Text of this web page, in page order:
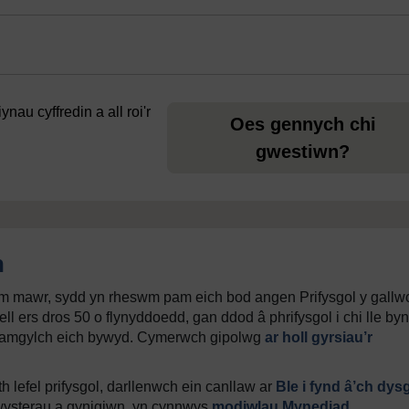
cyffredin a all roi'r
Oes gennych chi
gwestiwn?
mawr, sydd yn rheswm pam eich bod angen Prifysgol y
ers dros 50 o flynyddoedd, gan ddod â phrifysgol i chi lle
eich bywyd. Cymerwch gipolwg ar holl gyrsiau’r
lefel prifysgol, darllenwch ein canllaw ar Ble i fynd â’ch